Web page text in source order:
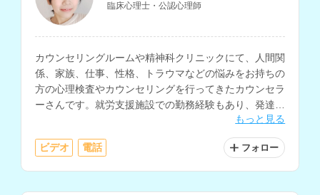
臨床心理士・公認心理師
カウンセリングルームや精神科クリニックにて、人間関
係、家族、仕事、性格、トラウマなどの悩みをお持ちの
方の心理検査やカウンセリングを行ってきたカウンセラ
ーさんです。就労支援施設での勤務経験もあり、発達に
特性のある方の支援や、復職支援に関わってきた経験も
もっと見る
ビデオ 電話 フォロー